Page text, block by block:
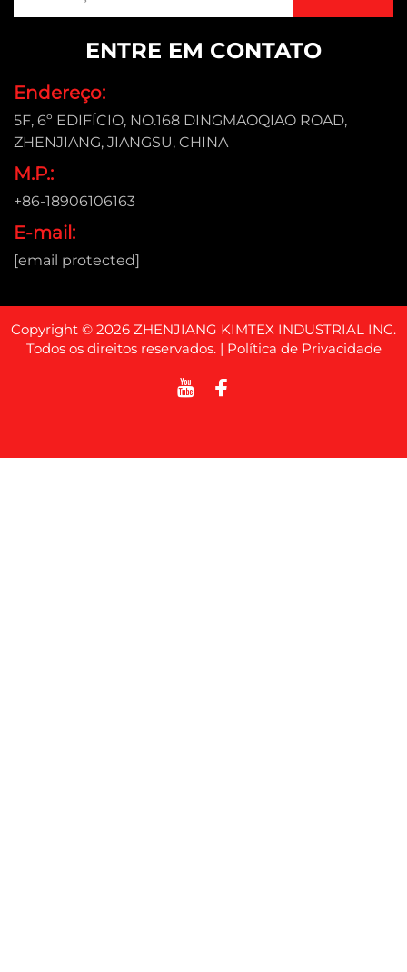
ENTRE EM CONTATO
Endereço:
5F, 6º EDIFÍCIO, NO.168 DINGMAOQIAO ROAD,
ZHENJIANG, JIANGSU, CHINA
M.P.:
+86-18906106163
E-mail:
[email protected]
Copyright © 2026 ZHENJIANG KIMTEX INDUSTRIAL INC.
Todos os direitos reservados. | Política de Privacidade